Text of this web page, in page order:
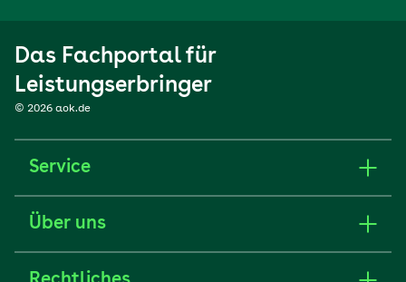
Das Fachportal für
Leistungserbringer
© 2026 aok.de
Service
Über uns